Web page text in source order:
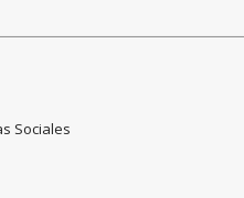
Sociales